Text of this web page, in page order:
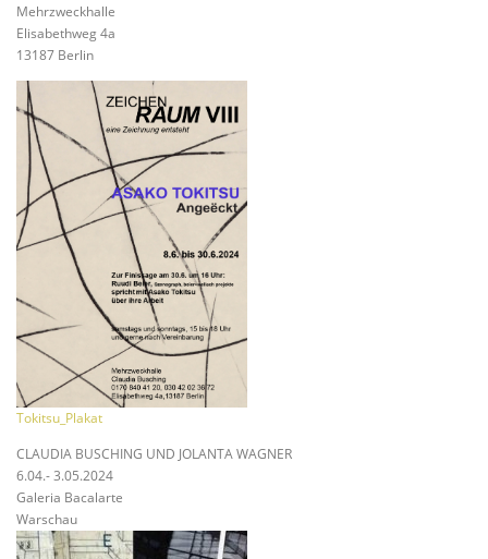
Mehrzweckhalle
Elisabethweg 4a
13187 Berlin
Tokitsu_Plakat
CLAUDIA BUSCHING UND JOLANTA WAGNER
6.04.- 3.05.2024
Galeria Bacalarte
Warschau